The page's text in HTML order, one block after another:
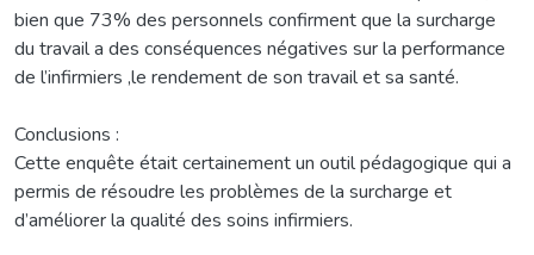
bien que 73% des personnels confirment que la surcharge
du travail a des conséquences négatives sur la performance
de l’infirmiers ,le rendement de son travail et sa santé.
Conclusions :
Cette enquête était certainement un outil pédagogique qui a
permis de résoudre les problèmes de la surcharge et
d’améliorer la qualité des soins infirmiers.